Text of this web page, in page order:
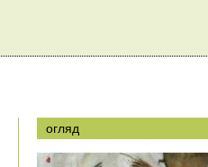
огляд